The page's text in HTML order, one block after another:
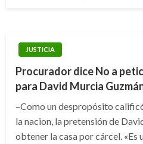
JUSTICIA
Procurador dice No a
para David Murcia
–Como un despropósito
la nacion, la pretensión de
obtener la casa por cárcel. «Es